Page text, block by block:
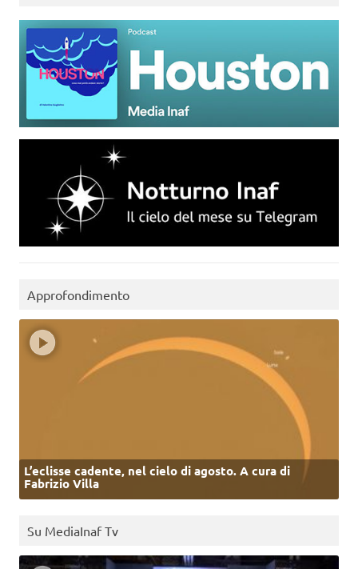
Approfondimento
L’eclisse cadente, nel cielo di agosto. A cura di
Fabrizio Villa
Su MediaInaf Tv